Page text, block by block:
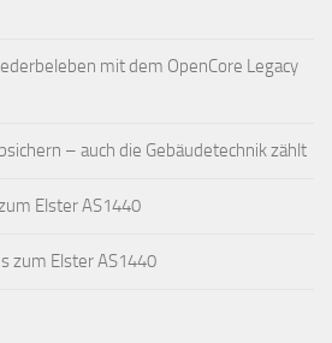
mit dem OpenCore Legacy
– auch die Gebäudetechnik zählt
Elster AS1440
zum Elster AS1440